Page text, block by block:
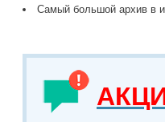
Самый большой архив в